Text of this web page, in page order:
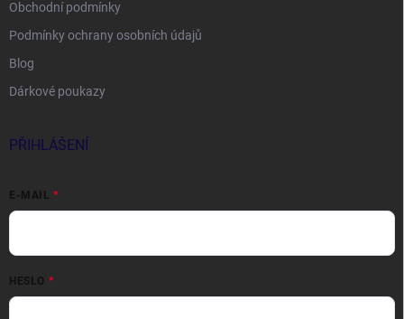
Obchodní podmínky
Podmínky ochrany osobních údajů
Blog
Dárkové poukazy
PŘIHLÁŠENÍ
E-MAIL
HESLO